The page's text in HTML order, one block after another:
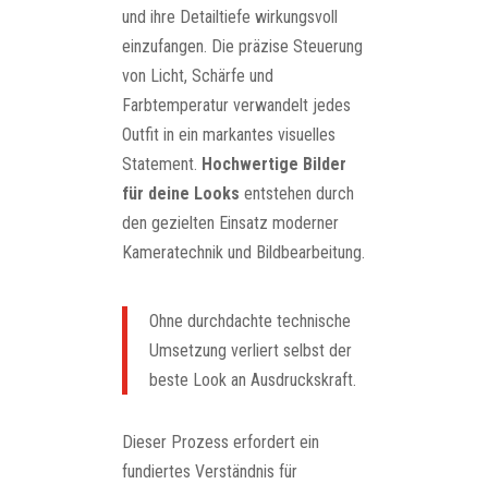
und ihre Detailtiefe wirkungsvoll
einzufangen. Die präzise Steuerung
von Licht, Schärfe und
Farbtemperatur verwandelt jedes
Outfit in ein markantes visuelles
Statement. Hochwertige Bilder
für deine Looks entstehen durch
den gezielten Einsatz moderner
Kameratechnik und Bildbearbeitung.
Ohne durchdachte technische
Umsetzung verliert selbst der
beste Look an Ausdruckskraft.
Dieser Prozess erfordert ein
fundiertes Verständnis für